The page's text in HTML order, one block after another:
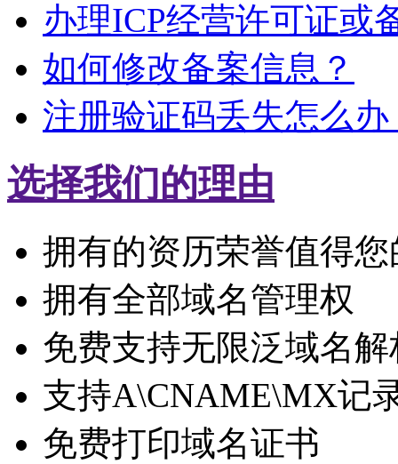
办理ICP经营许可证或
如何修改备案信息？
注册验证码丢失怎么办
选择我们的理由
拥有的资历荣誉值得
拥有全部域名管理权
免费支持无限泛域名解
支持A\CNAME\MX记
免费打印域名证书